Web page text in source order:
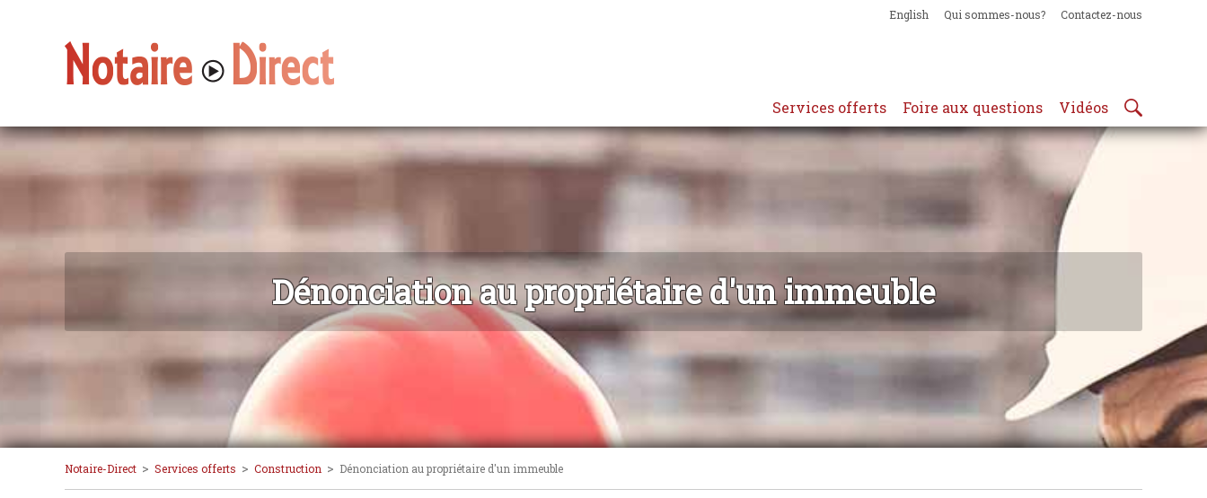
English Qui sommes-nous? Contactez-nous
Services offerts Foire aux questions Vidéos
Dénonciation au propriétaire d'un immeuble
Notaire-Direct > Services offerts > Construction > Dénonciation au propriétaire d'un immeuble